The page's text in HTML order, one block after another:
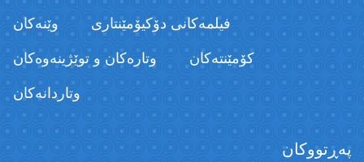
فیلمەكانی دۆکیۆمێنتاری وێنەکان
كۆمێنتەكان وتارەکان و توێژینەوەکان
وتاردانەكان
پەڕتووكان